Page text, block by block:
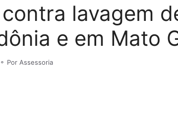
lavagem
e em Mato
⚬ Por Assessoria